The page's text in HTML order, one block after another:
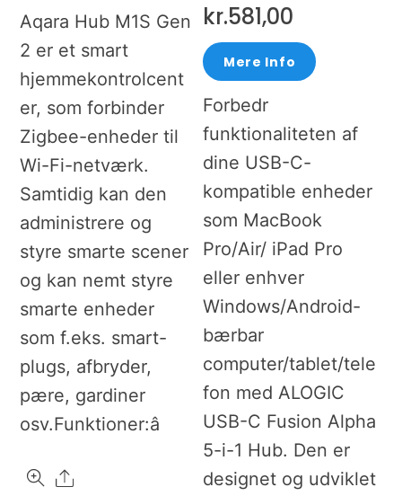
Aqara Hub M1S Gen
2 er et smart
hjemmekontrolcent
er, som forbinder
Zigbee-enheder til
Wi-Fi-netværk.
Samtidig kan den
administrere og
styre smarte scener
og kan nemt styre
smarte enheder
som f.eks. smart-
plugs, afbryder,
pære, gardiner
osv.Funktioner:â
Share
kr.581,00
Mere Info
Forbedr
funktionaliteten af
dine USB-C-
kompatible enheder
som MacBook
Pro/Air/ iPad Pro
eller enhver
Windows/Android-
bærbar
computer/tablet/tele
fon med ALOGIC
USB-C Fusion Alpha
5-i-1 Hub. Den er
designet og udviklet